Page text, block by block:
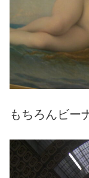
もちろんビー